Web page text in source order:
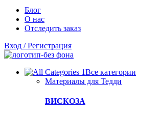
Блог
О нас
Отследить заказ
Вход / Регистрация
Все категории
Материалы для Тедди
ВИСКОЗА